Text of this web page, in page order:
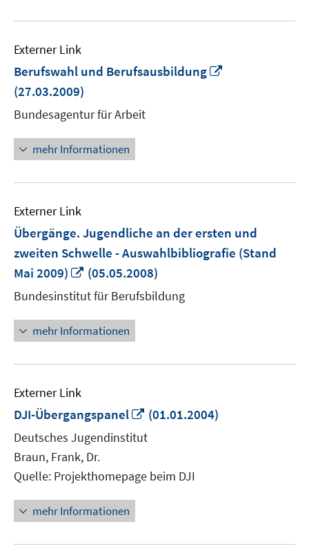
Externer Link
Berufswahl und Berufsausbildung
(27.03.2009)
Bundesagentur für Arbeit
mehr Informationen
Externer Link
Übergänge. Jugendliche an der ersten und
zweiten Schwelle - Auswahlbibliografie (Stand
Mai 2009)
In
neuem
Fenster
öffnen
(05.05.2008)
Bundesinstitut für Berufsbildung
mehr Informationen
Externer Link
DJI-Übergangspanel
In
Fenster
(01.01.2004)
Deutsches Jugendinstitut
Braun, Frank, Dr.
Quelle: Projekthomepage beim DJI
mehr Informationen